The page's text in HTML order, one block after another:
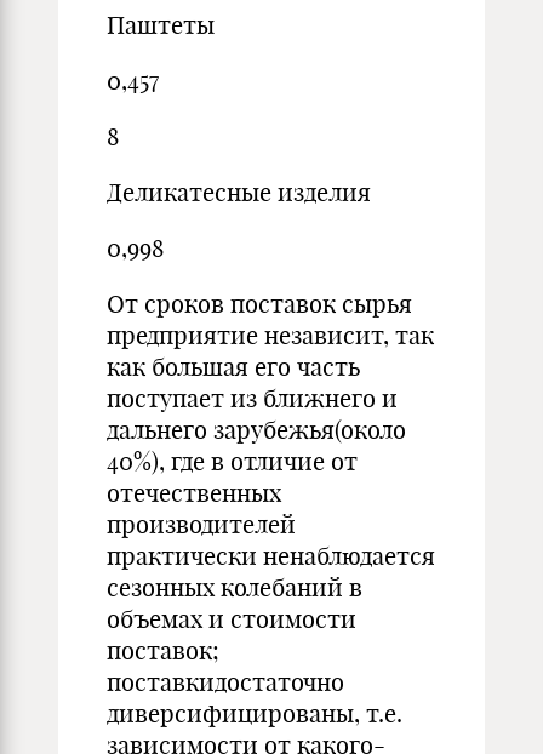
Паштеты
0,457
8
Деликатесные изделия
0,998
От сроков поставок сырья
предприятие независит, так
как большая его часть
поступает из ближнего и
дальнего зарубежья(около
40%), где в отличие от
отечественных
производителей
практически ненаблюдается
сезонных колебаний в
объемах и стоимости
поставок;
поставкидостаточно
диверсифицированы, т.е.
зависимости от какого-